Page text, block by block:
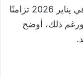
أو نوفمبر المقبلين، ليشغل المنصب في يناير 2026 تزامنًا
ذلك، أوضح